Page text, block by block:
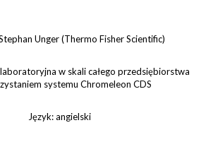
Unger (Thermo Fisher Scientific)
w skali całego przedsiębiorstwa
systemu Chromeleon CDS
Język: angielski